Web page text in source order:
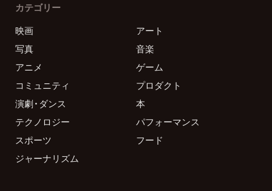
カテゴリー
映画
アート
写真
音楽
アニメ
ゲーム
コミュニティ
プロダクト
演劇・ダンス
本
テクノロジー
パフォーマンス
スポーツ
フード
ジャーナリズム